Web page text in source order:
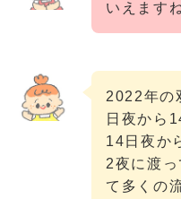
いえますね
2022年の
日夜から
14日夜か
2夜に渡
て多くの